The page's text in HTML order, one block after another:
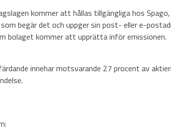
kommer att hållas tillgängliga hos
begär det och uppger sin post- eller e-
bolaget kommer att upprätta inför emissionen.
innehar motsvarande 27 procent av